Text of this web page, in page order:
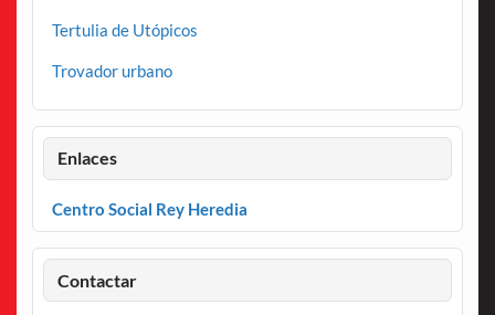
Tertulia de Utópicos
Trovador urbano
Enlaces
Centro Social Rey Heredia
Contactar